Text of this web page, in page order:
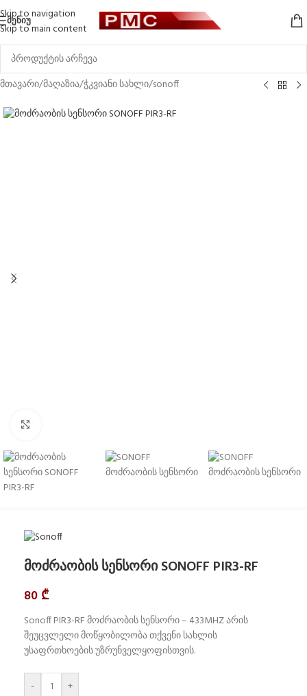
Skip to navigation
Skip to main content
ᲛᲔᲜᲘᲣ
მთავარი/მაღაზია/ჭკვიანი სახლი/sonoff
მოძრაობის სენსორი SONOFF PIR3-RF
80 ₾
Sonoff PIR3-RF მოძრაობის სენსორი – 433MHZ არის
შეუცვლელი მოწყობილობა თქვენი სახლის
უსაფრთხოების უზრუნველყოფისთვის.
- +